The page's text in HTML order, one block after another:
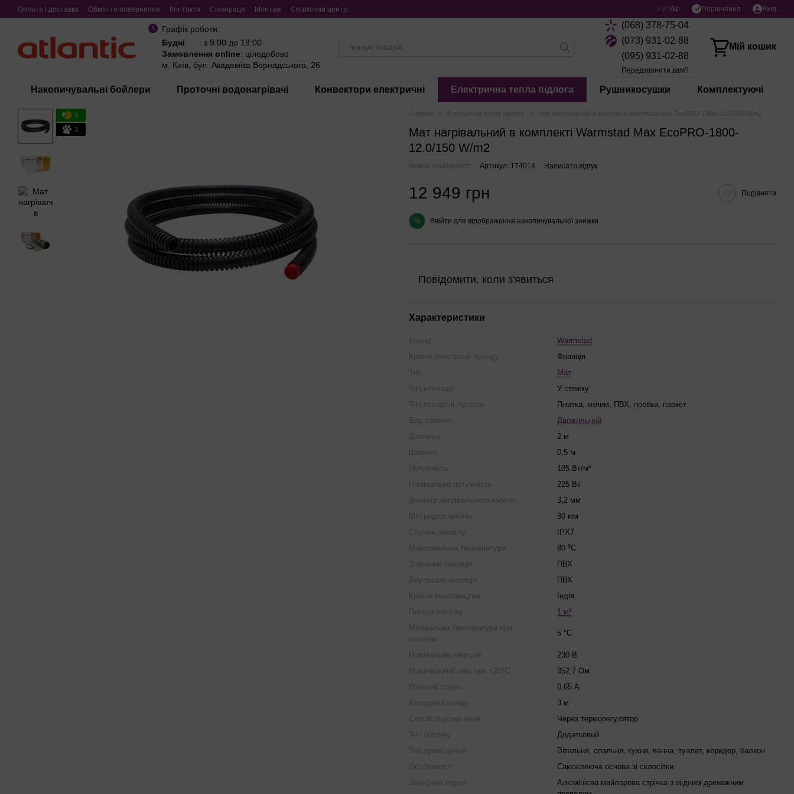
Перейти до основного контенту
Оплата і доставка Обмін та повернення Контакти Співпраця Монтаж Сервісний центр РусУкр Порівняння Вхід
Графік роботи:
Будні
: з 9:00 до 18:00
Замовлення online: цілодобово
м. Київ, бул. Академіка Вернадського, 26
(068) 378-75-04
(073) 931-02-88
(095) 931-02-88
Передзвонити вам?
Мій кошик
Накопичувальні бойлери Проточні водонагрівачі Конвектори електричні Електрична тепла підлога Рушникосушки Комплектуючі
3
3
Головна Електрична тепла підлога Мат нагрівальний в комплекті Warmstad Max EcoPRO-1800-12.0/150 W/m2
Мат нагрівальний в комплекті Warmstad Max EcoPRO-1800-
12.0/150 W/m2
Немає в наявності Артикул: 174014 Написати відгук
12 949 грн Порівняти
% Ввійти для відображення накопичувальної знижки
Повідомити, коли з'явиться
Характеристики
Бренд
Warmstad
Країна реєстрації бренду
Франція
Тип
Мат
Тип монтажу
У стяжку
Тип поверхні підлоги
Плитка, килим, ПВХ, пробка, паркет
Вид кабелю
Двожильний
Довжина
2 м
Ширина
0,5 м
Потужність
105 Вт/м²
Номінальна потужність
225 Вт
Діаметр нагрівального кабелю
3,2 мм
Min радіус вигину
30 мм
Ступінь захисту
IPX7
Максимальна температура
80 ⁰C
Зовнішня ізоляція
ПВХ
Внутрішня ізоляція
ПВХ
Країна виробництва
Індія
Площа обігріву
1 м²
Мінімальна температура при
монтажі
5 °C
Номінальна напруга
230 В
Номінальний опір при +20⁰C
352,7 Ом
Робочий струм
0,65 А
Холодний кінець
3 м
Спосіб підключення
Через терморегулятор
Тип обігріву
Додатковий
Тип приміщення
Вітальня, спальня, кухня, ванна, туалет, коридор, балкон
Особливості
Самоклеюча основа зі склосітки
Захисний екран
Алюмінієва майларова стрічка з мідним дренажним